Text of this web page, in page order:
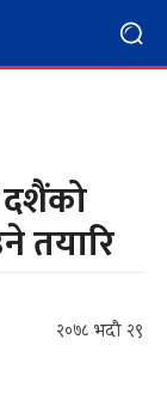
दशैंको
तयारि
२०७८ भदौ २९